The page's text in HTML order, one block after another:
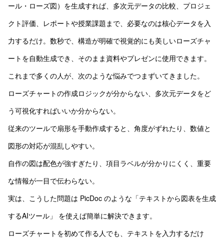
ール・ローズ図）を生成すれば、多次元データの比較、プロジェ
クト評価、レポートや授業課題まで、必要なのは核心データを入
力するだけ。数秒で、構造が明確で視覚的にも美しいローズチャ
ートを自動生成でき、そのまま資料やプレゼンに使用できます。
これまで多くの人が、次のような悩みでつまずいてきました。
ローズチャートの作成ロジックが分からない、多次元データをど
う可視化すればいいか分からない。
従来のツールで扇形を手動作成すると、角度がずれたり、数値と
図形の対応が混乱しやすい。
自作の図は配色が強すぎたり、項目ラベルが分かりにくく、重要
な情報が一目で伝わらない。
実は、こうした問題は PicDoc のような「テキストから図表を生成
するAIツール」 を使えば簡単に解決できます。
ローズチャートを初めて作る人でも、テキストを入力するだけ